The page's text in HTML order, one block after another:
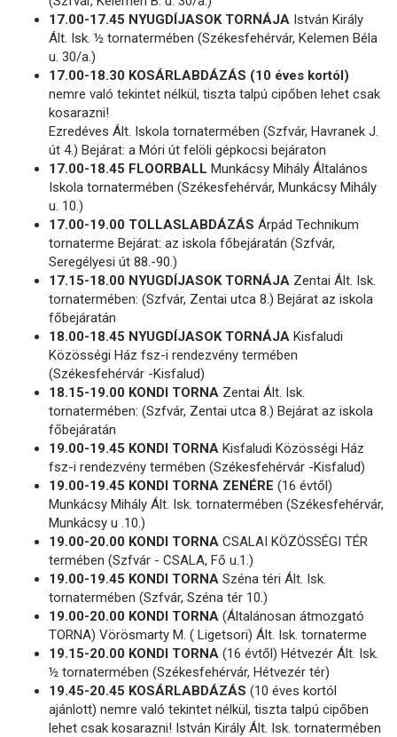
17.00-17.45 NYUGDÍJASOK TORNÁJA István Király
Ált. Isk. ½ tornatermében (Székesfehérvár, Kelemen Béla
u. 30/a.)
17.00-18.30 KOSÁRLABDÁZÁS (10 éves kortól)
nemre való tekintet nélkül, tiszta talpú cipőben lehet csak
kosarazni!
Ezredéves Ált. Iskola tornatermében (Szfvár, Havranek J.
út 4.) Bejárat: a Móri út felöli gépkocsi bejáraton
17.00-18.45 FLOORBALL Munkácsy Mihály Általános
Iskola tornatermében (Székesfehérvár, Munkácsy Mihály
u. 10.)
17.00-19.00 TOLLASLABDÁZÁS Árpád Technikum
tornaterme Bejárat: az iskola főbejáratán (Szfvár,
Seregélyesi út 88.-90.)
17.15-18.00 NYUGDÍJASOK TORNÁJA Zentai Ált. Isk.
tornatermében: (Szfvár, Zentai utca 8.) Bejárat az iskola
főbejáratán
18.00-18.45 NYUGDÍJASOK TORNÁJA Kisfaludi
Közösségi Ház fsz-i rendezvény termében
(Székesfehérvár -Kisfalud)
18.15-19.00 KONDI TORNA Zentai Ált. Isk.
tornatermében: (Szfvár, Zentai utca 8.) Bejárat az iskola
főbejáratán
19.00-19.45 KONDI TORNA Kisfaludi Közösségi Ház
fsz-i rendezvény termében (Székesfehérvár -Kisfalud)
19.00-19.45 KONDI TORNA ZENÉRE (16 évtől)
Munkácsy Mihály Ált. Isk. tornatermében (Székesfehérvár,
Munkácsy u .10.)
19.00-20.00 KONDI TORNA CSALAI KÖZÖSSÉGI TÉR
termében (Szfvár - CSALA, Fő u.1.)
19.00-19.45 KONDI TORNA Széna téri Ált. Isk.
tornatermében (Szfvár, Széna tér 10.)
19.00-20.00 KONDI TORNA (Általánosan átmozgató
TORNA) Vörösmarty M. ( Ligetsori) Ált. Isk. tornaterme
19.15-20.00 KONDI TORNA (16 évtől) Hétvezér Ált. Isk.
½ tornatermében (Székesfehérvár, Hétvezér tér)
19.45-20.45 KOSÁRLABDÁZÁS (10 éves kortól
ajánlott) nemre való tekintet nélkül, tiszta talpú cipőben
lehet csak kosarazni! István Király Ált. Isk. tornatermében